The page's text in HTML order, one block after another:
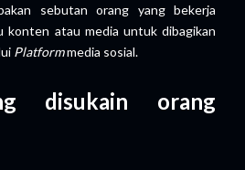
sebutan orang yang bekerja
konten atau media untuk dibagikan
Platformmedia sosial.
disukain orang